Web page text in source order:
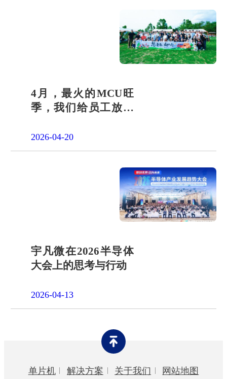
4月，最火的MCU旺
季，我们给员工放了
2026-04-20
宇凡微在2026半导体
大会上的思考与行动
2026-04-13
单片机 解决方案 关于我们 网站地图